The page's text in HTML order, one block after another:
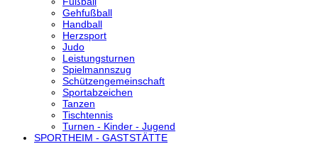
Gehfußball
Handball
Herzsport
Judo
Leistungsturnen
Spielmannszug
Schützengemeinschaft
Sportabzeichen
Tanzen
Tischtennis
Turnen - Kinder - Jugend
SPORTHEIM - GASTSTÄTTE